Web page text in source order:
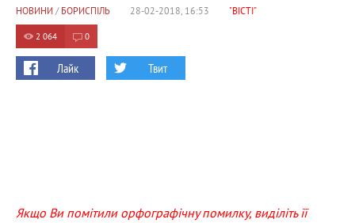
НОВИНИ/ БОРИСПІЛЬ 28-02-2018, 16:53 "ВІСТІ"
2 064 0
Лайк Твит
Якщо Ви помітили орфографічну помилку, виділіть її